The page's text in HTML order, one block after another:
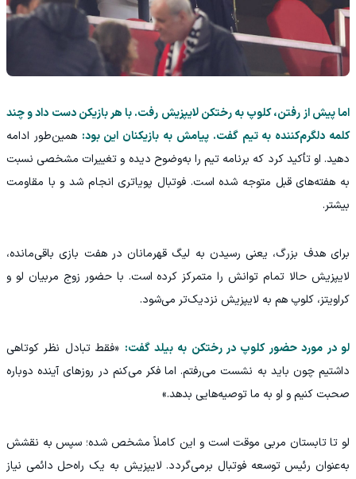
اما پیش از رفتن، کلوپ به رختکن لایپزیش رفت. با هر بازیکن دست داد و چند
کلمه دلگرم‌کننده به تیم گفت. پیامش به بازیکنان این بود: همین‌طور ادامه
دهید. او تأکید کرد که برنامه تیم را به‌وضوح دیده و تغییرات مشخصی نسبت
به هفته‌های قبل متوجه شده است. فوتبال پویاتری انجام شد و با مقاومت
بیشتر.
برای هدف بزرگ، یعنی رسیدن به لیگ قهرمانان در هفت بازی باقی‌مانده،
لایپزیش حالا تمام توانش را متمرکز کرده است. با حضور زوج مربیان لو و
کراویتز، کلوپ هم به لایپزیش نزدیک‌تر می‌شود.
لو در مورد حضور کلوپ در رختکن به بیلد گفت: «فقط تبادل نظر کوتاهی
داشتیم چون باید به نشست می‌رفتم. اما فکر می‌کنم در روزهای آینده دوباره
صحبت کنیم و او به ما توصیه‌هایی بدهد.»
لو تا تابستان مربی موقت است و این کاملاً مشخص شده؛ سپس به نقشش
به‌عنوان رئیس توسعه فوتبال برمی‌گردد. لایپزیش به یک راه‌حل دائمی نیاز